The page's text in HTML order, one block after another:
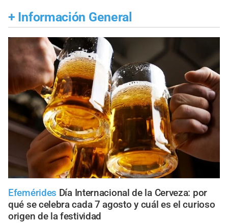
+ Información General
Efemérides Día Internacional de la Cerveza: por
qué se celebra cada 7 agosto y cuál es el curioso
origen de la festividad